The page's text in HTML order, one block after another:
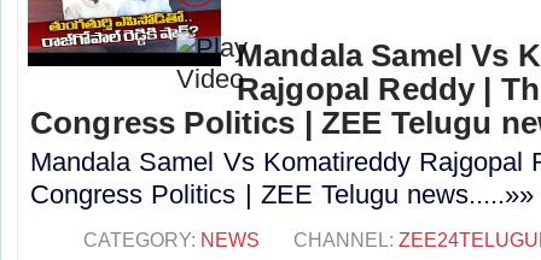
Mandala Samel Vs
Rajgopal Reddy |
Congress Politics | ZEE Telugu
Mandala Samel Vs Komatireddy Rajgopal
Congress Politics | ZEE Telugu news.....»»
CATEGORY: NEWS CHANNEL: